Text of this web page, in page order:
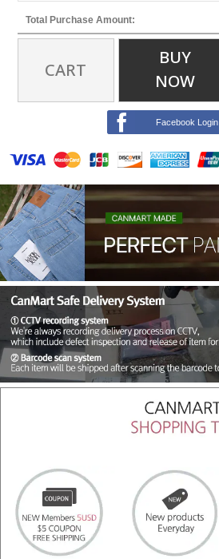
Total Purchase Amount:
CART
BUY
NOW
Facebook Login